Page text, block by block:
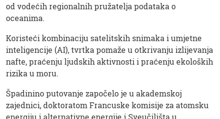
od vodećih regionalnih pružatelja podataka o
oceanima.
Koristeći kombinaciju satelitskih snimaka i umjetne
inteligencije (AI), tvrtka pomaže u otkrivanju izlijevanja
nafte, praćenju ljudskih aktivnosti i praćenju ekoloških
rizika u moru.
Špadinino putovanje započelo je u akademskoj
zajednici, doktoratom Francuske komisije za atomsku
energiju i alternativne energije i Sveučilišta u